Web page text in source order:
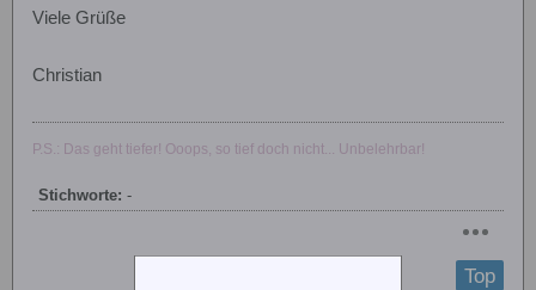
Viele Grüße
Christian
P.S.: Das geht tiefer! Ooops, so tief doch nicht... Unbelehrbar!
Stichworte: -
Top